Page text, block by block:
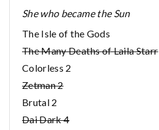
She who became the Sun
The Isle of the Gods
The Many Deaths of Laila Starr
Colorless 2
Zetman 2
Brutal 2
Dai Dark 4